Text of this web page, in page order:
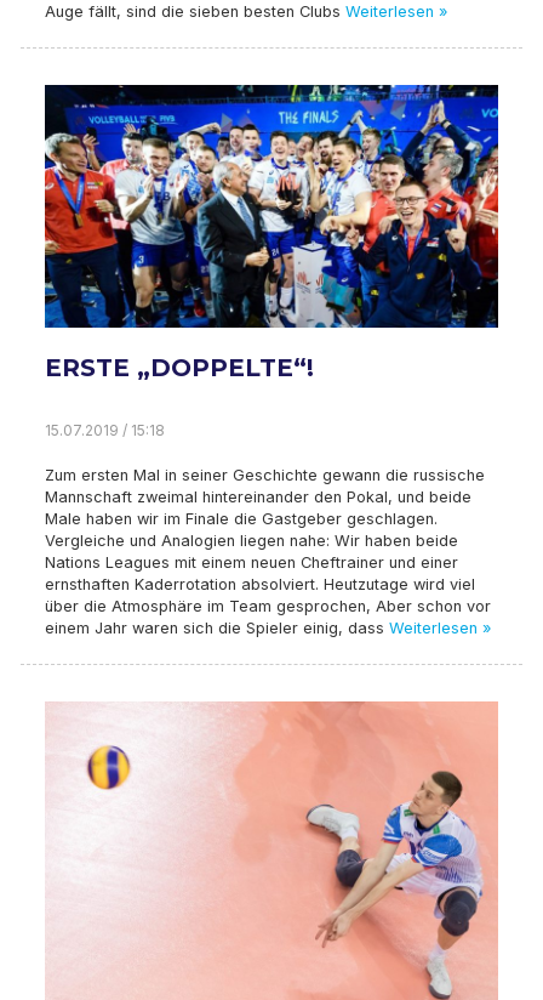
Auge fällt, sind die sieben besten Clubs Weiterlesen »
ERSTE „DOPPELTE“!
15.07.2019 / 15:18
Zum ersten Mal in seiner Geschichte gewann die russische
Mannschaft zweimal hintereinander den Pokal, und beide
Male haben wir im Finale die Gastgeber geschlagen.
Vergleiche und Analogien liegen nahe: Wir haben beide
Nations Leagues mit einem neuen Cheftrainer und einer
ernsthaften Kaderrotation absolviert. Heutzutage wird viel
über die Atmosphäre im Team gesprochen, Aber schon vor
einem Jahr waren sich die Spieler einig, dass Weiterlesen »